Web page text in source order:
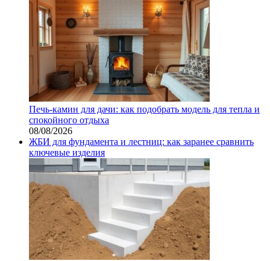
Печь-камин для дачи: как подобрать модель для тепла и
спокойного отдыха
08/08/2026
ЖБИ для фундамента и лестниц: как заранее сравнить
ключевые изделия